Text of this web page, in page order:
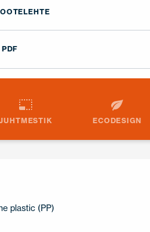
ECODESIGN
plastic (PP)